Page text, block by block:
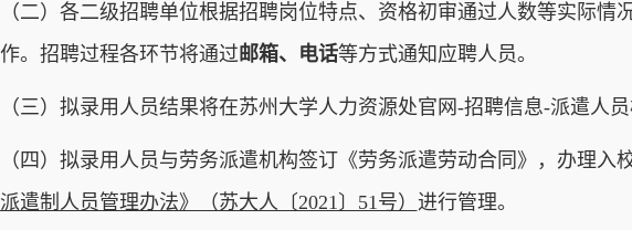
（二）各二级招聘单位根据招聘岗位特点、资格初审通过人数等实际情
。招聘过程各环节将通过邮箱、电话等方式通知应聘人员。
（三）拟录用人员结果将在苏州大学人力资源处官网-招聘信息-派遣人员
（四）拟录用人员与劳务派遣机构签订《劳务派遣劳动合同》，办理入
遣制人员管理办法》（苏大人〔2021〕51号） 进行管理。